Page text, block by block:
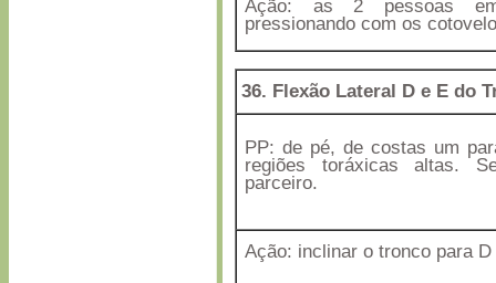
Ação: as 2 pessoas
pressionando com os
36. Flexão Lateral D e E do
PP: de pé, de costas um
regiões toráxicas altas.
parceiro.
Ação: inclinar o tronco para